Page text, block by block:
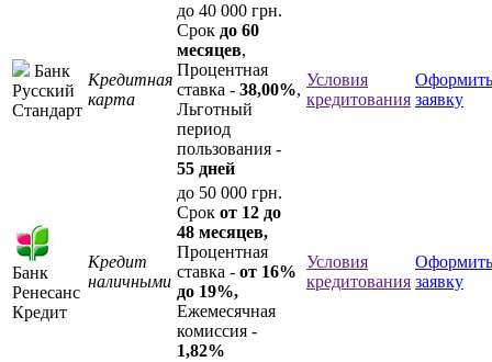
Банк
Русский
Стандарт
Кредитная
карта
до 40 000 грн.
Срок до 60
месяцев,
Процентная
ставка - 38,00%,
Льготный
период
пользования -
55 дней
Условия
кредитования
Оформить
заявку
Банк
Ренесанс
Кредит
Кредит
наличными
до 50 000 грн.
Срок от 12 до
48 месяцев,
Процентная
ставка - от 16%
до 19%,
Ежемесячная
комиссия -
1,82%
Условия
кредитования
Оформить
заявку